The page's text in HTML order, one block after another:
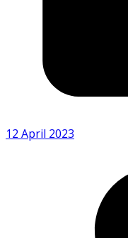
12 April 2023